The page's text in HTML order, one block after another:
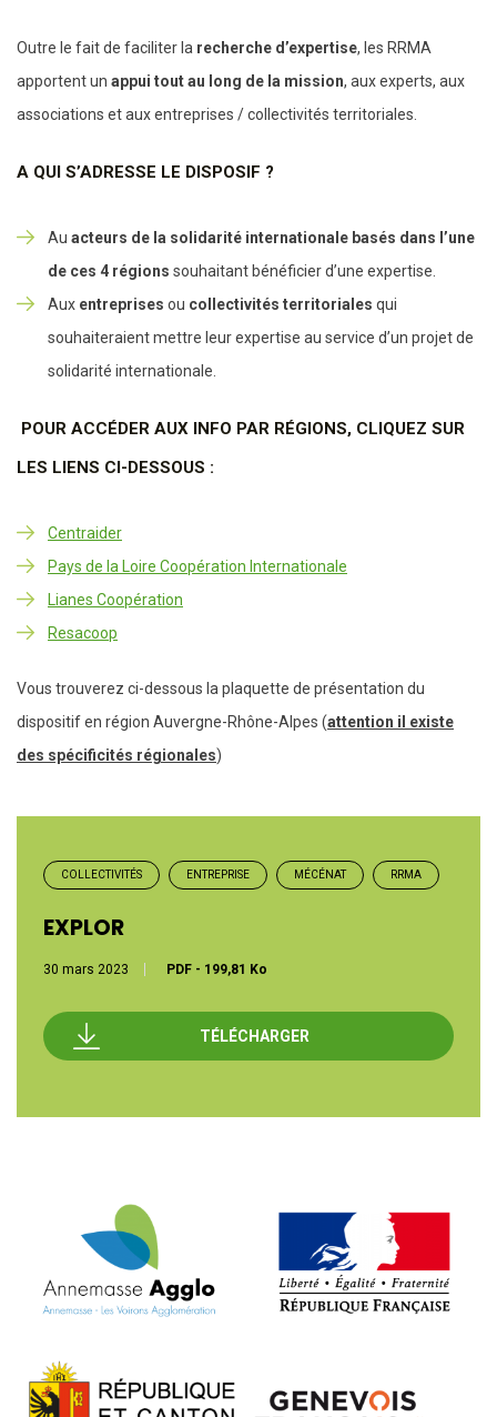
Outre le fait de faciliter la recherche d’expertise, les RRMA
apportent un appui tout au long de la mission, aux experts, aux
associations et aux entreprises / collectivités territoriales.
A QUI S’ADRESSE LE DISPOSIF ?
Au acteurs de la solidarité internationale basés dans l’une
de ces 4 régions souhaitant bénéficier d’une expertise.
Aux entreprises ou collectivités territoriales qui
souhaiteraient mettre leur expertise au service d’un projet de
solidarité internationale.
POUR ACCÉDER AUX INFO PAR RÉGIONS, CLIQUEZ SUR
LES LIENS CI-DESSOUS :
Centraider
Pays de la Loire Coopération Internationale
Lianes Coopération
Resacoop
Vous trouverez ci-dessous la plaquette de présentation du
dispositif en région Auvergne-Rhône-Alpes (attention il existe
des spécificités régionales)
COLLECTIVITÉS ENTREPRISE MÉCÉNAT RRMA
EXPLOR
30 mars 2023 PDF - 199,81 Ko
TÉLÉCHARGER